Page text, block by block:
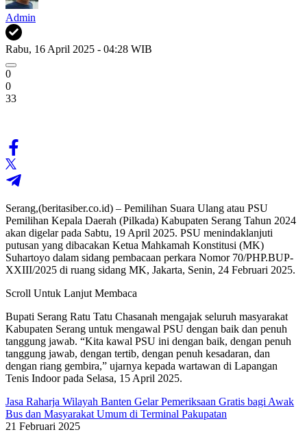
Admin
Rabu, 16 April 2025 - 04:28 WIB
0
0
33
Serang,(beritasiber.co.id) – Pemilihan Suara Ulang atau PSU
Pemilihan Kepala Daerah (Pilkada) Kabupaten Serang Tahun 2024
akan digelar pada Sabtu, 19 April 2025. PSU menindaklanjuti
putusan yang dibacakan Ketua Mahkamah Konstitusi (MK)
Suhartoyo dalam sidang pembacaan perkara Nomor 70/PHP.BUP-
XXIII/2025 di ruang sidang MK, Jakarta, Senin, 24 Februari 2025.
Scroll Untuk Lanjut Membaca
Bupati Serang Ratu Tatu Chasanah mengajak seluruh masyarakat
Kabupaten Serang untuk mengawal PSU dengan baik dan penuh
tanggung jawab. “Kita kawal PSU ini dengan baik, dengan penuh
tanggung jawab, dengan tertib, dengan penuh kesadaran, dan
dengan riang gembira,” ujarnya kepada wartawan di Lapangan
Tenis Indoor pada Selasa, 15 April 2025.
Jasa Raharja Wilayah Banten Gelar Pemeriksaan Gratis bagi Awak
Bus dan Masyarakat Umum di Terminal Pakupatan
21 Februari 2025